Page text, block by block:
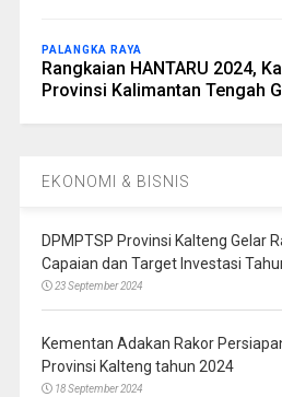
PALANGKA RAYA
Rangkaian HANTARU 2024,
Provinsi Kalimantan Tengah
EKONOMI & BISNIS
DPMPTSP Provinsi Kalteng Gelar
Capaian dan Target Investasi
23 September 2024
Kementan Adakan Rakor
Provinsi Kalteng tahun 2024
18 September 2024